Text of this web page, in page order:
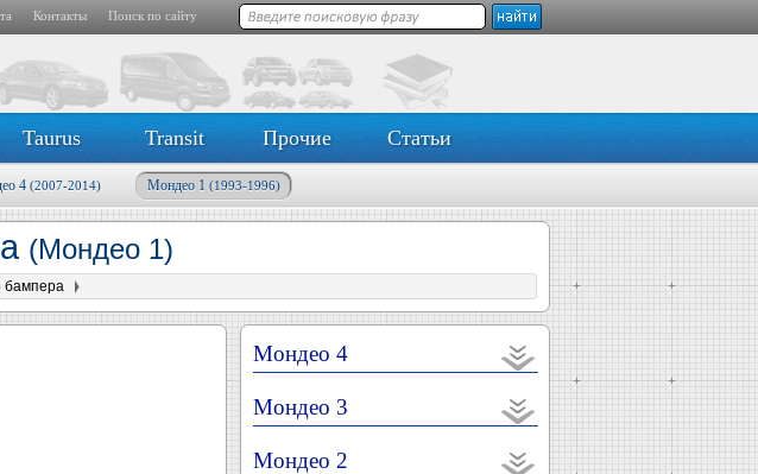
Контакты Поиск по сайту
Taurus Transit Прочие Статьи
4 (2007-2014) Мондео 1 (1993-1996)
(Мондео 1)
бампера
Мондео 4
Мондео 3
Мондео 2